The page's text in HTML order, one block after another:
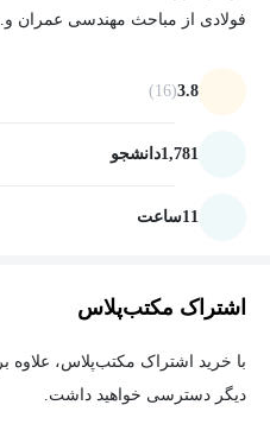
فولادی از مباحث مهندسی عمران
3.8
(16)
1,781دانشجو
11ساعت
اشتراک مکتب‌پلاس
دیگر دسترسی خواهید داشت.